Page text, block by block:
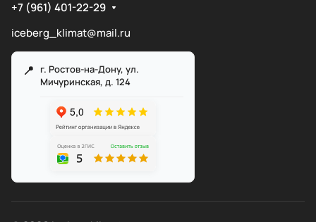
+7 (961) 401-22-29
iceberg_klimat@mail.ru
г. Ростов-на-Дону, ул.
Мичуринская, д. 124